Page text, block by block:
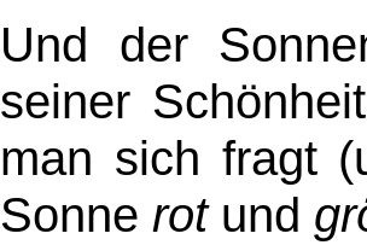
Und der
seiner
man sich fragt
Sonne rotund